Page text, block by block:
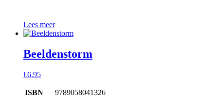
Lees meer
Beeldenstorm
€6,95
ISBN 9789058041326